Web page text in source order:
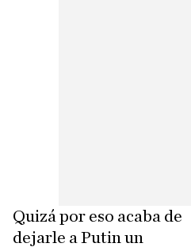
Quizá por eso acaba de
dejarle a Putin un